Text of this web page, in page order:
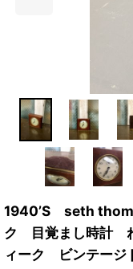
1940’S seth
ク 目覚まし時計
ィーク ビンテージ